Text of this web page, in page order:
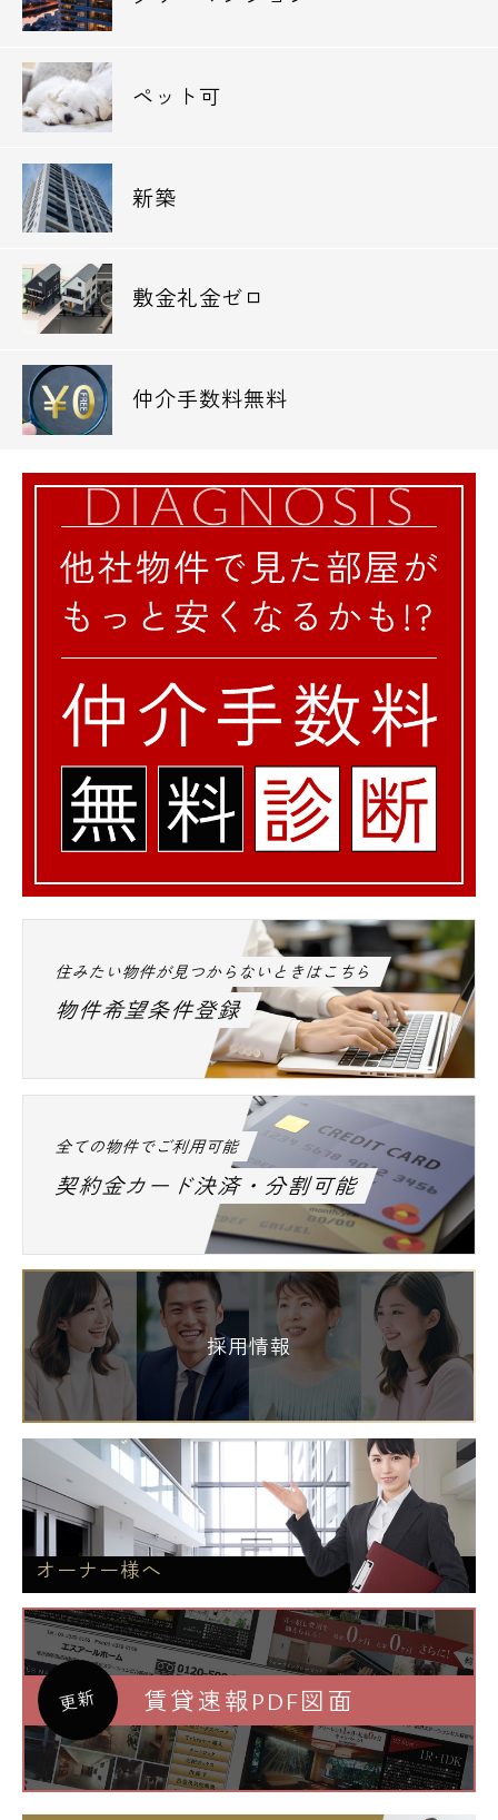
ペット可
新築
敷金礼金ゼロ
仲介手数料無料
住みたい物件が見つからないときはこちら
物件希望条件登録
全ての物件でご利用可能
契約金カード決済・分割可能
採用情報
オーナー様へ
更新 賃貸速報PDF図面